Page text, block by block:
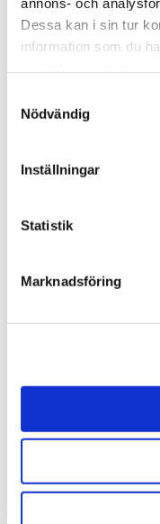
Dessa kan i sin tur
information som du
Nödvändig
Inställningar
Statistik
Marknadsföring
Claes Rainer
010-202 93 37